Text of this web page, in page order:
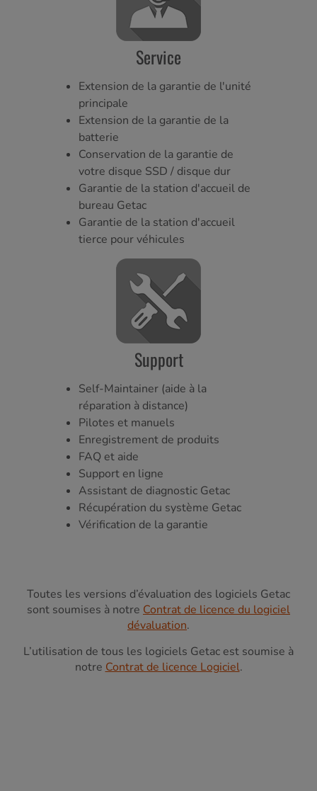
Service
Extension de la garantie de l'unité
principale
Extension de la garantie de la
batterie
Conservation de la garantie de
votre disque SSD / disque dur
Garantie de la station d'accueil de
bureau Getac
Garantie de la station d'accueil
tierce pour véhicules
Support
Self-Maintainer (aide à la
réparation à distance)
Pilotes et manuels
Enregistrement de produits
FAQ et aide
Support en ligne
Assistant de diagnostic Getac
Récupération du système Getac
Vérification de la garantie
Toutes les versions d’évaluation des logiciels Getac
sont soumises à notre Contrat de licence du logiciel
dévaluation.
L’utilisation de tous les logiciels Getac est soumise à
notre Contrat de licence Logiciel.